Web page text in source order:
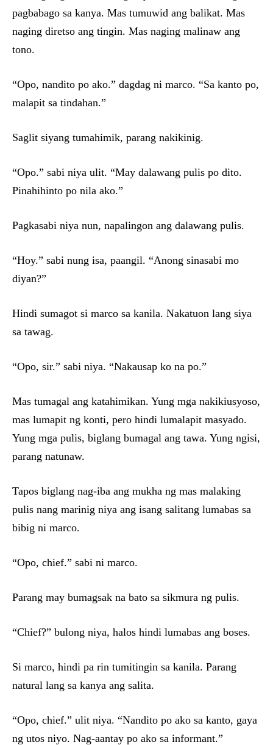
pagbabago sa kanya. Mas tumuwid ang balikat. Mas
naging diretso ang tingin. Mas naging malinaw ang
tono.
“Opo, nandito po ako.” dagdag ni marco. “Sa kanto po,
malapit sa tindahan.”
Saglit siyang tumahimik, parang nakikinig.
“Opo.” sabi niya ulit. “May dalawang pulis po dito.
Pinahihinto po nila ako.”
Pagkasabi niya nun, napalingon ang dalawang pulis.
“Hoy.” sabi nung isa, paangil. “Anong sinasabi mo
diyan?”
Hindi sumagot si marco sa kanila. Nakatuon lang siya
sa tawag.
“Opo, sir.” sabi niya. “Nakausap ko na po.”
Mas tumagal ang katahimikan. Yung mga nakikiusyoso,
mas lumapit ng konti, pero hindi lumalapit masyado.
Yung mga pulis, biglang bumagal ang tawa. Yung ngisi,
parang natunaw.
Tapos biglang nag-iba ang mukha ng mas malaking
pulis nang marinig niya ang isang salitang lumabas sa
bibig ni marco.
“Opo, chief.” sabi ni marco.
Parang may bumagsak na bato sa sikmura ng pulis.
“Chief?” bulong niya, halos hindi lumabas ang boses.
Si marco, hindi pa rin tumitingin sa kanila. Parang
natural lang sa kanya ang salita.
“Opo, chief.” ulit niya. “Nandito po ako sa kanto, gaya
ng utos niyo. Nag-aantay po ako sa informant.”